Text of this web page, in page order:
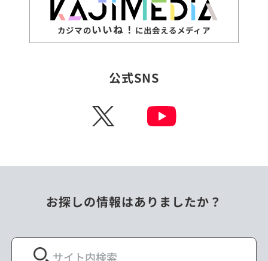
カジマのいいね！ に出会えるメディア
公式SNS
X
お探しの情報はありましたか？